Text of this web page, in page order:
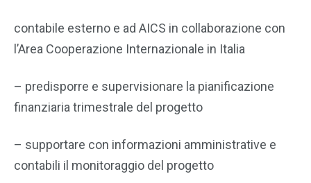
contabile esterno e ad AICS in collaborazione con
l’Area Cooperazione Internazionale in Italia
– predisporre e supervisionare la pianificazione
finanziaria trimestrale del progetto
– supportare con informazioni amministrative e
contabili il monitoraggio del progetto